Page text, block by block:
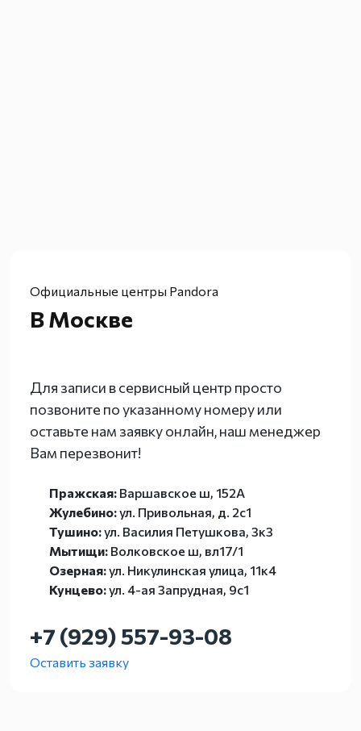
Официальные центры Pandora
В Москве
Для записи в сервисный центр просто
позвоните по указанному номеру или
оставьте нам заявку онлайн, наш менеджер
Вам перезвонит!
Пражская: Варшавское ш, 152А
Жулебино:ул. Привольная, д. 2с1
Тушино:ул. Василия Петушкова, 3к3
Мытищи: Волковское ш, вл17/1
Озерная:ул. Никулинская улица, 11к4
Кунцево:ул. 4-ая Запрудная, 9с1
+7 (929) 557-93-08
Оставить заявку